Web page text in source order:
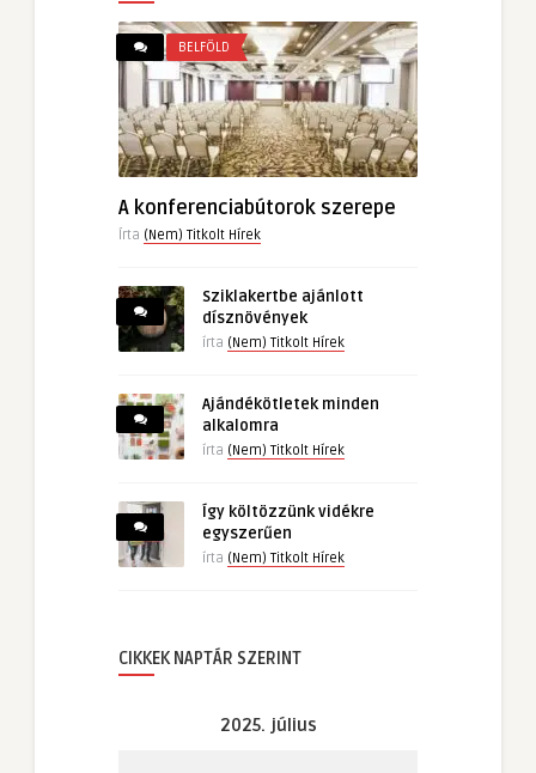
BELFÖLD
A konferenciabútorok szerepe
Írta (Nem) Titkolt Hírek
Sziklakertbe ajánlott
dísznövények
írta (Nem) Titkolt Hírek
Ajándékötletek minden
alkalomra
írta (Nem) Titkolt Hírek
Így költözzünk vidékre
egyszerűen
írta (Nem) Titkolt Hírek
CIKKEK NAPTÁR SZERINT
2025. július